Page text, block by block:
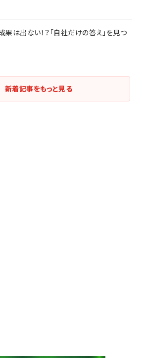
は出ない！？「自社だけの答え」を見つ
新着記事をもっと見る